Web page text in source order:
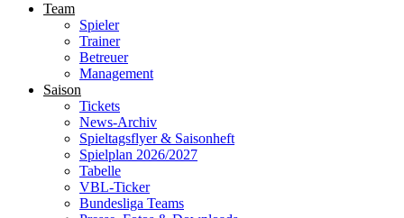
Team
Spieler
Trainer
Betreuer
Management
Saison
Tickets
News-Archiv
Spieltagsflyer & Saisonheft
Spielplan 2026/2027
Tabelle
VBL-Ticker
Bundesliga Teams